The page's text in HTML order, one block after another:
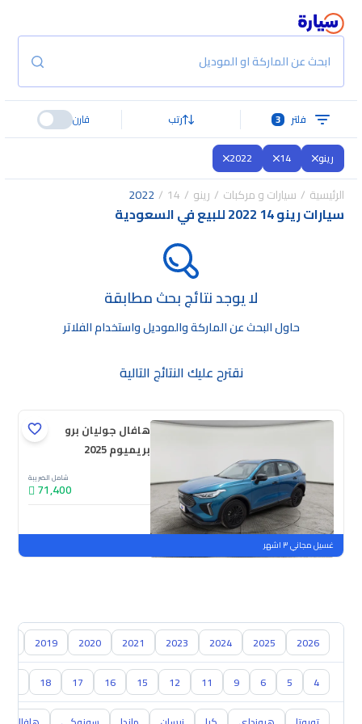
ابحث عن الماركة او الموديل
فلتر 3 رتب قارن
رينو 14
2022
الرئيسية سيارات و مركبات رينو 14
2022
سيارات رينو 14 2022 للبيع في السعودية
لا يوجد نتائج بحث مطابقة
حاول البحث عن الماركة والموديل واستخدام الفلاتر
نقترح عليك النتائج التالية
هافال جوليان برو
بريميوم 2025
شامل الضريبة
71,400
جديدة
ملوحة
غسيل مجاني ٣ اشهر
2026
2025
2024
2023
2021
2020
2019
4
5
6
9
11
12
15
16
17
18